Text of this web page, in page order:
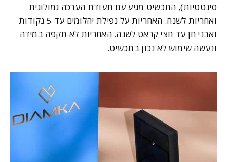
סינטטיות), התכשיט מגיע עם תעודת הערכה גמולוגית
ואחריות לשנה. האחריות על נפילת יהלומים עד 5 נקודות
ואבני חן עד חצי קראט לשנה. האחריות לא תקפה במידה
ונעשה שימוש לא נכון בתכשיט.